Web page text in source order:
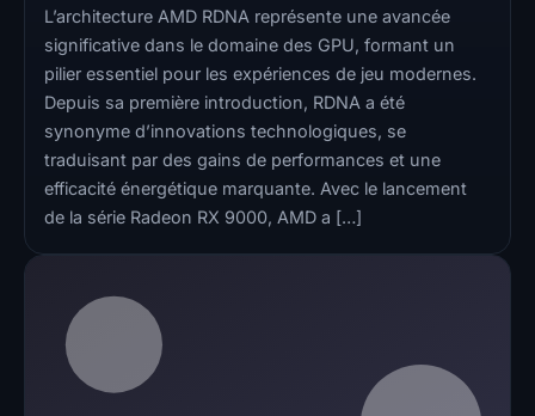
L’architecture AMD RDNA représente une avancée
significative dans le domaine des GPU, formant un
pilier essentiel pour les expériences de jeu modernes.
Depuis sa première introduction, RDNA a été
synonyme d’innovations technologiques, se
traduisant par des gains de performances et une
efficacité énergétique marquante. Avec le lancement
de la série Radeon RX 9000, AMD a […]